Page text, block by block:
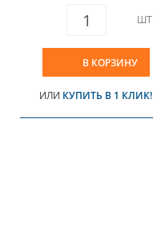
ШТ
В КОРЗИНУ
ИЛИ КУПИТЬ В 1 КЛИК!